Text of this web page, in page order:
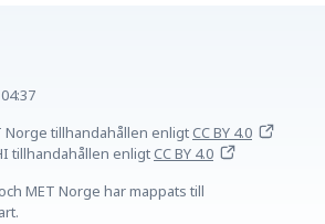
04:37
tillhandahållen enligtCC BY 4.0
tillhandahållen enligtCC BY 4.0
MET Norge har mappats till